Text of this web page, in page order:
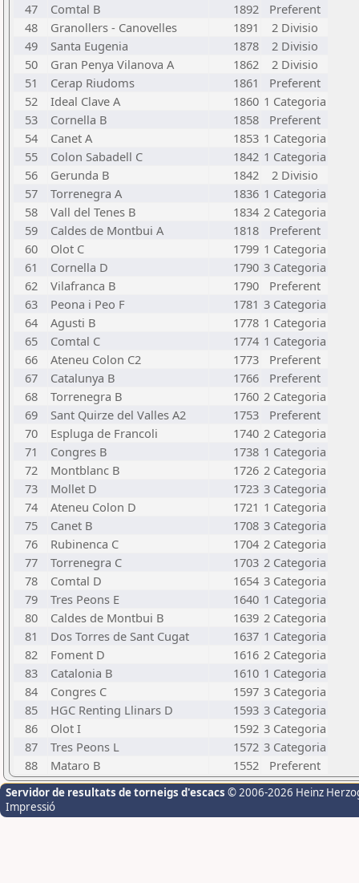
47
Comtal B 1892
Preferent
48
Granollers - Canovelles 1891
2 Divisio
49
Santa Eugenia 1878
2 Divisio
50
Gran Penya Vilanova A 1862
2 Divisio
51
Cerap Riudoms 1861
Preferent
52
Ideal Clave A 1860 1 Categoria
53
Cornella B 1858
Preferent
54
Canet A 1853 1 Categoria
55
Colon Sabadell C 1842 1 Categoria
56
Gerunda B 1842
2 Divisio
57
Torrenegra A 1836 1 Categoria
58
Vall del Tenes B 1834 2 Categoria
59
Caldes de Montbui A 1818
Preferent
60
Olot C 1799 1 Categoria
61
Cornella D 1790 3 Categoria
62
Vilafranca B 1790
Preferent
63
Peona i Peo F 1781 3 Categoria
64
Agusti B 1778 1 Categoria
65
Comtal C 1774 1 Categoria
66
Ateneu Colon C2 1773
Preferent
67
Catalunya B 1766
Preferent
68
Torrenegra B 1760 2 Categoria
69
Sant Quirze del Valles A2 1753
Preferent
70
Espluga de Francoli 1740 2 Categoria
71
Congres B 1738 1 Categoria
72
Montblanc B 1726 2 Categoria
73
Mollet D 1723 3 Categoria
74
Ateneu Colon D 1721 1 Categoria
75
Canet B 1708 3 Categoria
76
Rubinenca C 1704 2 Categoria
77
Torrenegra C 1703 2 Categoria
78
Comtal D 1654 3 Categoria
79
Tres Peons E 1640 1 Categoria
80
Caldes de Montbui B 1639 2 Categoria
81
Dos Torres de Sant Cugat 1637 1 Categoria
82
Foment D 1616 2 Categoria
83
Catalonia B 1610 1 Categoria
84
Congres C 1597 3 Categoria
85
HGC Renting Llinars D 1593 3 Categoria
86
Olot I 1592 3 Categoria
87
Tres Peons L 1572 3 Categoria
88
Mataro B 1552 Preferent
Servidor de resultats de torneigs d'escacs © 2006-2026 Heinz
Impressió